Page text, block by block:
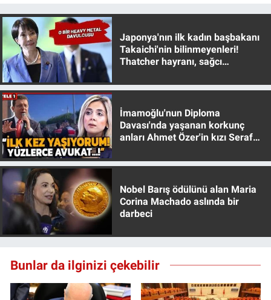
Japonya'nın ilk kadın başbakanı
Takaichi'nin bilinmeyenleri!
Thatcher hayranı, sağcı
İmamoğlu'nun Diploma
Davası'nda yaşanan korkunç
anları Ahmet Özer'in kızı Seraf
Nobel Barış ödülünü alan Maria
Corina Machado aslında bir
darbeci
Bunlar da ilginizi çekebilir
Yerel Yaşam
Canlı Yayın